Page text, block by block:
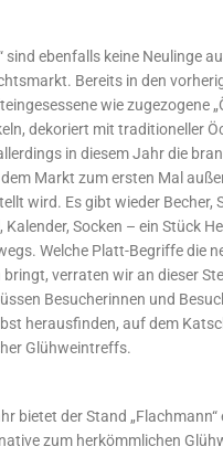
sind ebenfalls keine Neulinge
Bereits in den
wie zugezogene
dekoriert mit traditioneller
in diesem Jahr die
Markt zum ersten Mal
wird. Es gibt wieder Becher,
Kalender, Socken – ein Stück
Welche Platt-Begriffe die
verraten wir an dieser
Besucherinnen und
herausfinden, auf dem
Glühweintreffs.
bietet der Stand „Flachmann“
zum herkömmlichen